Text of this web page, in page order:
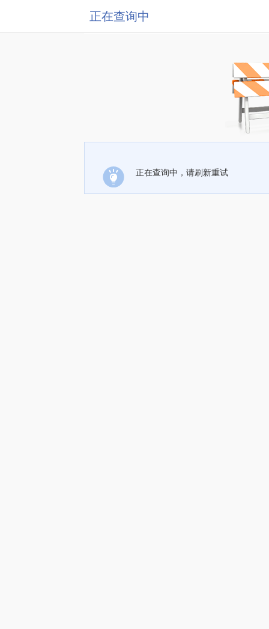
正在查询中
正在查询中，请刷新重试